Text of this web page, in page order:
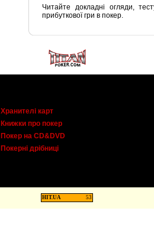
Читайте докладні огляди,
прибуткової гри в покер.
Хранителі карт
Книжки про покер
Покер на CD&DVD
Покерні дрібниці
HIT.UA 53